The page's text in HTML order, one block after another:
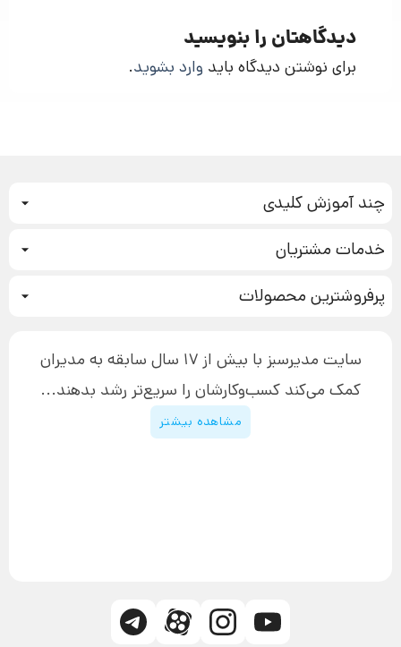
دیدگاهتان را بنویسید
برای نوشتن دیدگاه باید وارد بشوید.
چند آموزش کلیدی
بازاریابی عصبی
تبلیغ نویسی
افزایش عملکرد
چگونه کتاب بنویسیم
دوره اینستاگرام
خدمات مشتریان
آموزش دسترسی به دانلود فایل‌ها
پیگیری سفارش
پشتیبانی
قوانین و مقررات سایت
پرفروشترین محصولاتدوره جدید سیستم سازی
سایت مدیرسبز با بیش از 17 سال سابقه به مدیران
کمک می‌کند کسب‌و‌کارشان را سریع‌تر رشد بدهند...
مشاهده بیشتر